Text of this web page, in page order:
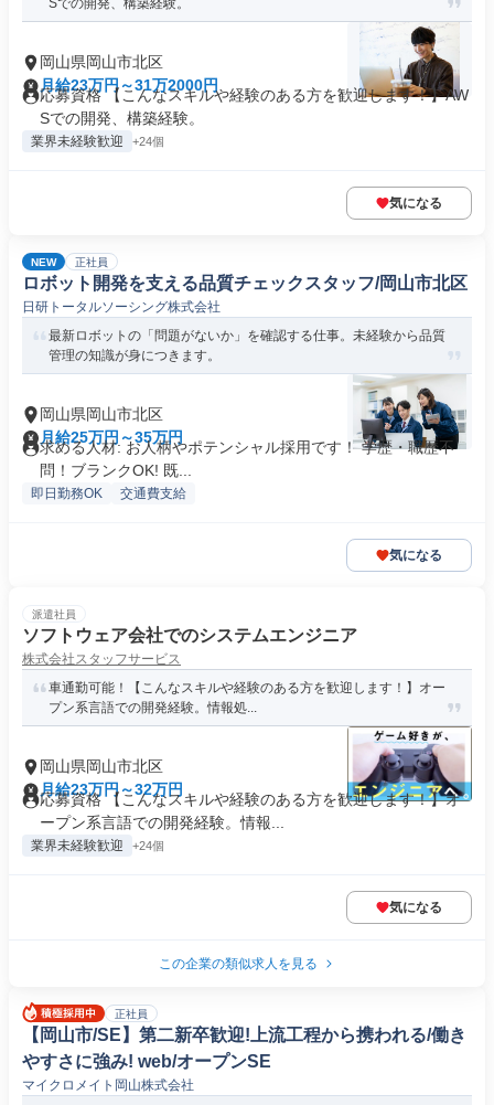
Sでの開発、構築経験。
岡山県岡山市北区
月給23万円～31万2000円
応募資格 【こんなスキルや経験のある方を歓迎します！】AW
Sでの開発、構築経験。
業界未経験歓迎 +24個
気になる
NEW 正社員
ロボット開発を支える品質チェックスタッフ/岡山市北区
日研トータルソーシング株式会社
最新ロボットの「問題がないか」を確認する仕事。未経験から品質
管理の知識が身につきます。
岡山県岡山市北区
月給25万円～35万円
求める人材: お人柄やポテンシャル採用です！ 学歴・職歴不
問！ブランクOK! 既...
即日勤務OK 交通費支給
気になる
派遣社員
ソフトウェア会社でのシステムエンジニア
株式会社スタッフサービス
車通勤可能！【こんなスキルや経験のある方を歓迎します！】オー
プン系言語での開発経験。情報処...
岡山県岡山市北区
月給23万円～32万円
応募資格 【こんなスキルや経験のある方を歓迎します！】オ
ープン系言語での開発経験。情報...
業界未経験歓迎 +24個
気になる
この企業の類似求人を見る
正社員
【岡山市/SE】第二新卒歓迎!上流工程から携われる/働き
やすさに強み! web/オープンSE
マイクロメイト岡山株式会社